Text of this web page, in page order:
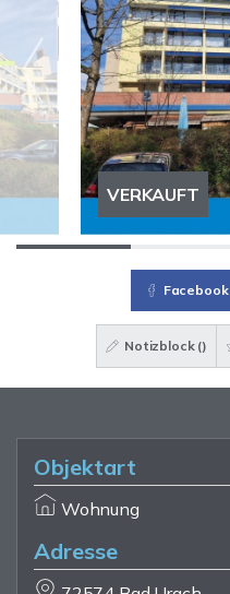
VERKAUFT
Facebook
Notizblock ()
Objektart
Wohnung
Adresse